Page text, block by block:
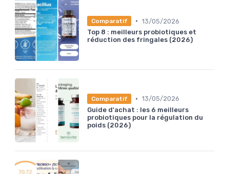
Comparatif • 13/05/2026
Top 8 : meilleurs probiotiques et
réduction des fringales (2026)
Comparatif • 13/05/2026
Guide d'achat : les 6 meilleurs
probiotiques pour la régulation du
poids (2026)